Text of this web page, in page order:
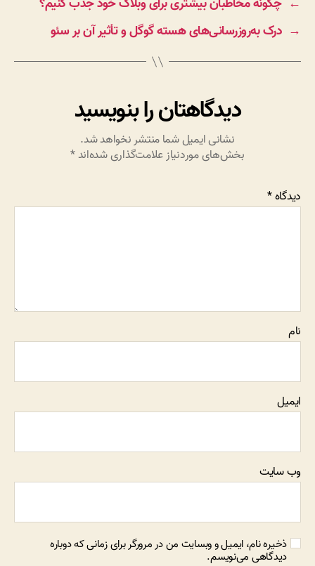
→ درک به‌روزرسانی‌های هسته گوگل و تأثیر آن بر سئو
دیدگاهتان را بنویسید
نشانی ایمیل شما منتشر نخواهد شد.
بخش‌های موردنیاز علامت‌گذاری شده‌اند*
دیدگاه*
نام
ایمیل
وب‌ سایت
ذخیره نام، ایمیل و وبسایت من در مرورگر برای زمانی که دوباره
دیدگاهی می‌نویسم.